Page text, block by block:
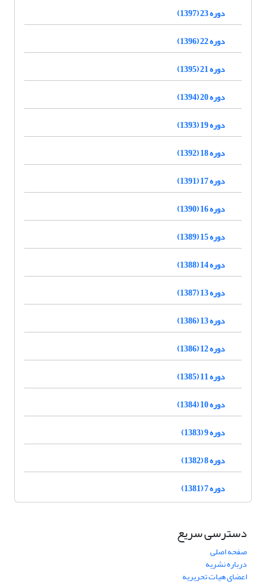
دوره 23 (1397)
دوره 22 (1396)
دوره 21 (1395)
دوره 20 (1394)
دوره 19 (1393)
دوره 18 (1392)
دوره 17 (1391)
دوره 16 (1390)
دوره 15 (1389)
دوره 14 (1388)
دوره 13 (1387)
دوره 13 (1386)
دوره 12 (1386)
دوره 11 (1385)
دوره 10 (1384)
دوره 9 (1383)
دوره 8 (1382)
دوره 7 (1381)
دسترسی سریع
صفحه اصلی
درباره نشریه
اعضای هیات تحریریه